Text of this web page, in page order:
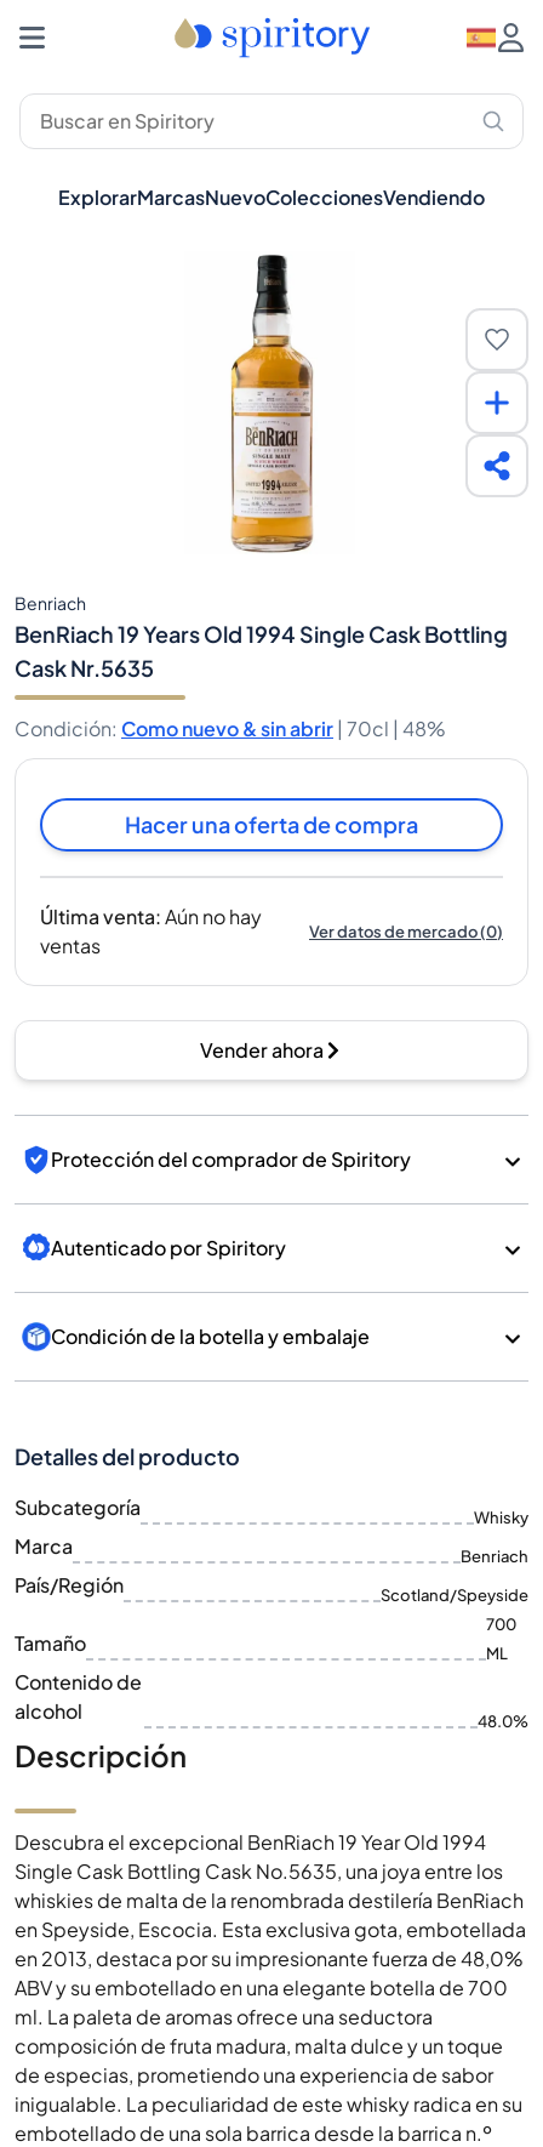
ExplorarMarcasNuevoColeccionesVendiendo
Benriach
BenRiach 19 Years Old 1994 Single Cask Bottling
Cask Nr.5635
Condición: Como nuevo & sin abrir | 70cl | 48%
Hacer una oferta de compra
Última venta:Aún no hay
ventas
Ver datos de mercado(0)
Vender ahora
Protección del comprador de Spiritory
Autenticado por Spiritory
Condición de la botella y embalaje
Detalles del producto
Subcategoría Whisky
Marca Benriach
País/Región Scotland/Speyside
Tamaño
700
ML
Contenido de
alcohol
48.0%
Descripción
Descubra el excepcional BenRiach 19 Year Old 1994
Single Cask Bottling Cask No.5635, una joya entre los
whiskies de malta de la renombrada destilería BenRiach
en Speyside, Escocia. Esta exclusiva gota, embotellada
en 2013, destaca por su impresionante fuerza de 48,0%
ABV y su embotellado en una elegante botella de 700
ml. La paleta de aromas ofrece una seductora
composición de fruta madura, malta dulce y un toque
de especias, prometiendo una experiencia de sabor
inigualable. La peculiaridad de este whisky radica en su
embotellado de una sola barrica desde la barrica n.º